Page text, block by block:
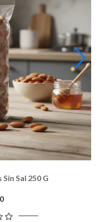
Sal 250 G